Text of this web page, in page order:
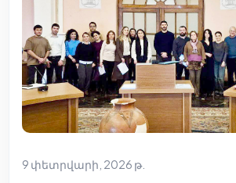
9 փետրվարի, 2026 թ.